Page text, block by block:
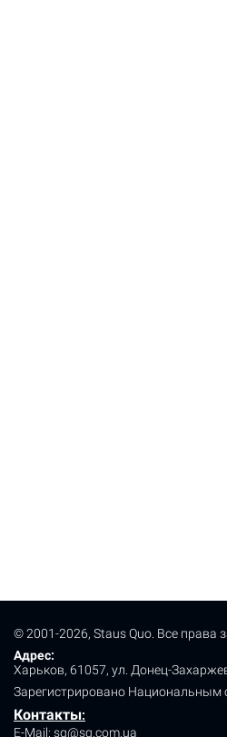
© 2001-2026, Staus Quo. Все права
Адрес:
Харьков, 61057, ул. Донец-
Зарегистрировано Национальным
Контакты:
E-Mail: sq@sq.com.ua